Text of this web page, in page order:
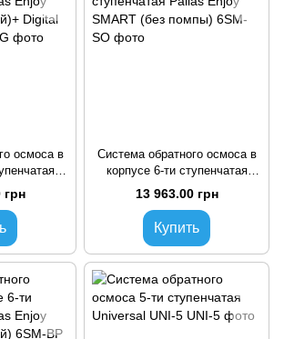
осмоса в
(с
Panel
грн
Система обратного осмоса в
корпусе 6-ти ступенчатая
Pallas Enjoy SMART (без
13 963.00 грн
Купить